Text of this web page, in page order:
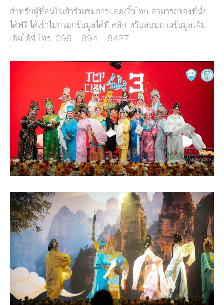
สำหรับผู้ที่สนใจเข้าร่วมชมการแสดงงิ้วไทย สามารถจองที่นั่ง
ได้ฟรี ได้เข้าไปกรอกข้อมูลได้ที่ คลิก หรือสอบถามข้อมูลเพิ่ม
เติมได้ที่ โทร. 098 – 994 – 8427